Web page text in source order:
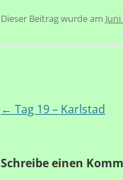
Dieser Beitrag wurde am
Beitragsnavigation
← Tag 19 – Karlstad
Schreibe einen